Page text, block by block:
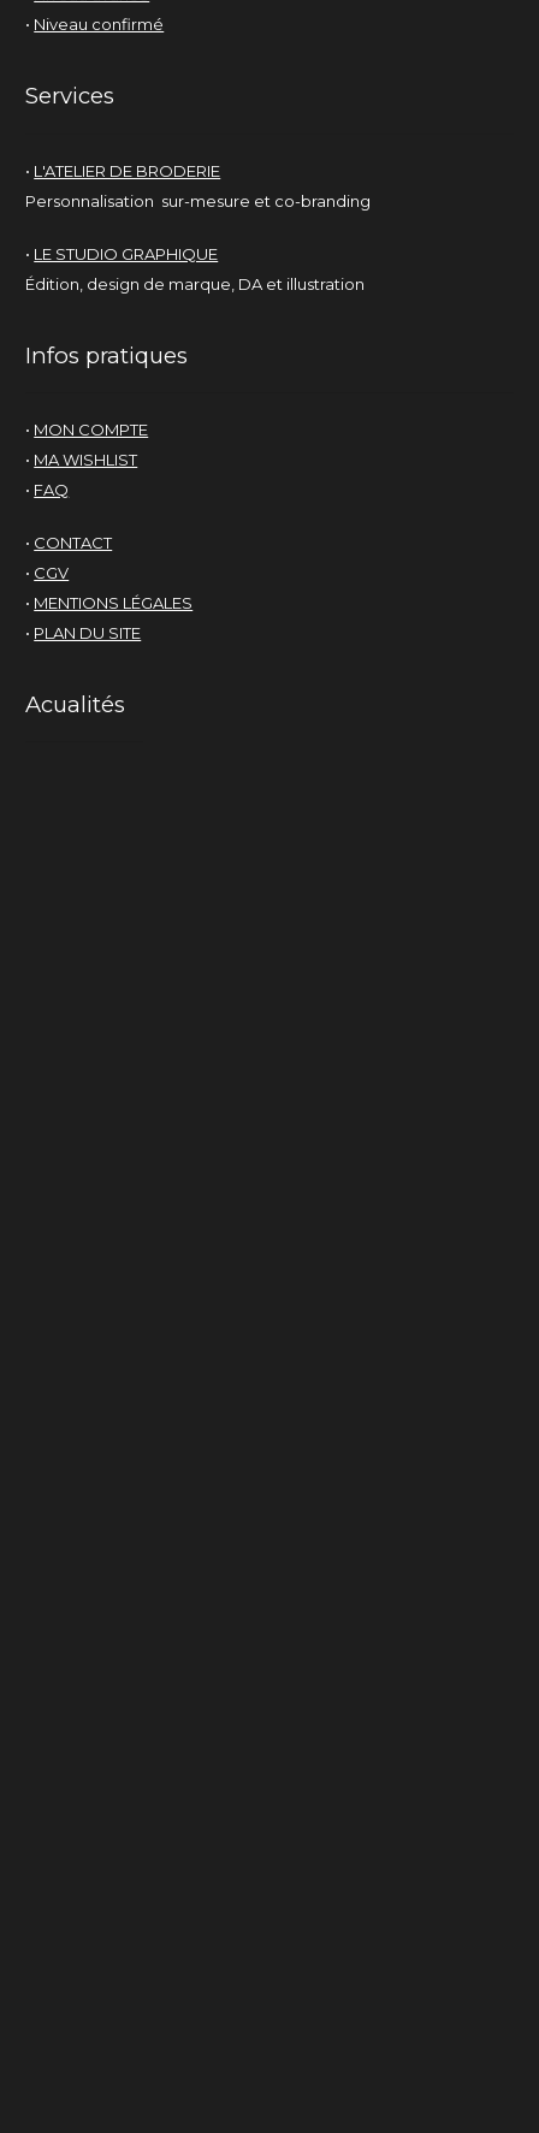
• Niveau confirmé
Services
• L'ATELIER DE BRODERIE
Personnalisation sur-mesure et co-branding
• LE STUDIO GRAPHIQUE
Édition, design de marque, DA et illustration
Infos pratiques
• MON COMPTE
• MA WISHLIST
• FAQ
• CONTACT
• CGV
• MENTIONS LÉGALES
• PLAN DU SITE
Acualités